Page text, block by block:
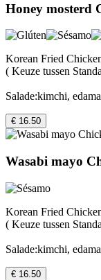
Honey mosterd
Korean Fried
( Keuze tussen
Salade:kimchi,
€ 16.50
Wasabi mayo
Korean Fried
( Keuze tussen
Salade:kimchi,
€ 16.50